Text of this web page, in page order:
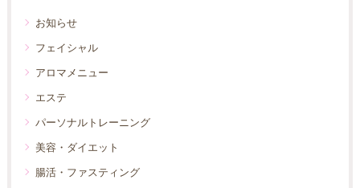
お知らせ
フェイシャル
アロマメニュー
エステ
パーソナルトレーニング
美容・ダイエット
腸活・ファスティング